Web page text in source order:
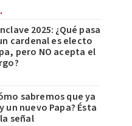
2025: ¿Qué pasa
cardenal es electo
pero NO acepta el
sabremos que ya
un nuevo Papa? Ésta
señal